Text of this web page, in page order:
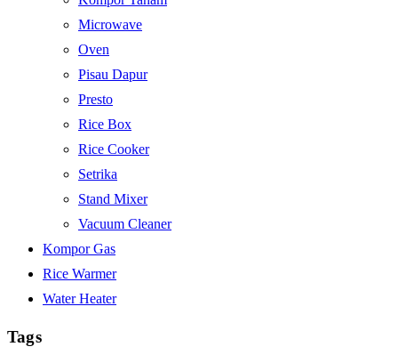
Microwave
Oven
Pisau Dapur
Presto
Rice Box
Rice Cooker
Setrika
Stand Mixer
Vacuum Cleaner
Kompor Gas
Rice Warmer
Water Heater
Tags